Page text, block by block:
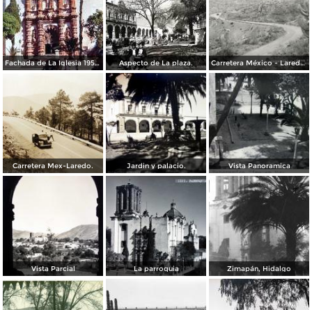
Fachada de La Iglesia 1950. Aspecto de La plaza. Carretera México - Laredo, tramo La Tranca
Carretera Mex-Laredo. Jardin y palacio. Vista Panoramica
Vista Parcial La parroquia Zimapán, Hidalgo